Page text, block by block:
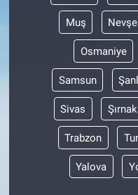
Muş
Osmaniye
Samsun
Sivas Şırnak
Trabzon
Yalova